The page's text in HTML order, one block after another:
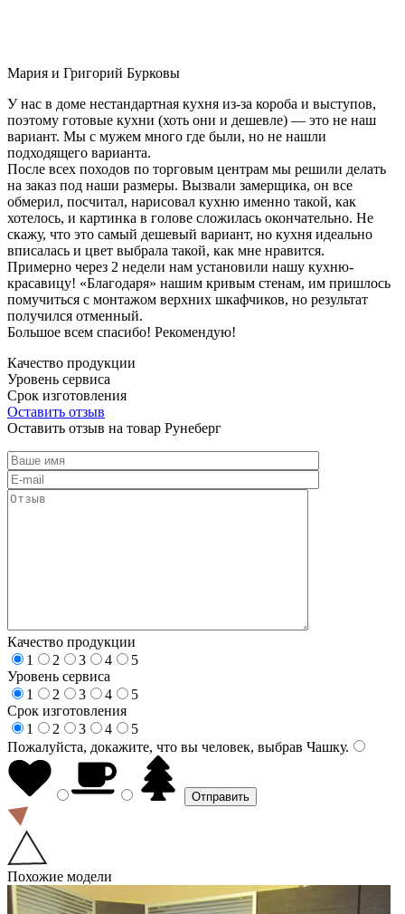
Мария и Григорий Бурковы
У нас в доме нестандартная кухня из-за короба и выступов,
поэтому готовые кухни (хоть они и дешевле) — это не наш
вариант. Мы с мужем много где были, но не нашли
подходящего варианта.
После всех походов по торговым центрам мы решили делать
на заказ под наши размеры. Вызвали замерщика, он все
обмерил, посчитал, нарисовал кухню именно такой, как
хотелось, и картинка в голове сложилась окончательно. Не
скажу, что это самый дешевый вариант, но кухня идеально
вписалась и цвет выбрала такой, как мне нравится.
Примерно через 2 недели нам установили нашу кухню-
красавицу! «Благодаря» нашим кривым стенам, им пришлось
помучиться с монтажом верхних шкафчиков, но результат
получился отменный.
Большое всем спасибо! Рекомендую!
Качество продукции
Уровень сервиса
Срок изготовления
Оставить отзыв
Оставить отзыв на товар Рунеберг
Качество продукции
1
2 3 4
5
Уровень сервиса
1
2 3 4
5
Срок изготовления
1
2 3 4
5
Пожалуйста, докажите, что вы человек, выбрав Чашку.
Похожие модели